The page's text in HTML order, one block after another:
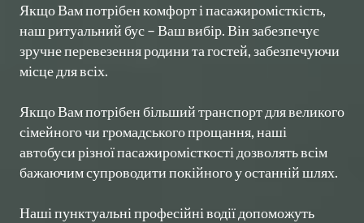
Якщо Вам потрібен комфорт і пасажиромісткість,
наш ритуальний бус – Ваш вибір. Він забезпечує
зручне перевезення родини та гостей, забезпечуючи
місце для всіх.
Якщо Вам потрібен більший транспорт для великого
сімейного чи громадського прощання, наші
автобуси різної пасажиромісткості дозволять всім
бажаючим супроводити покійного у останній шлях.
Наші пунктуальні професійні водії допоможуть